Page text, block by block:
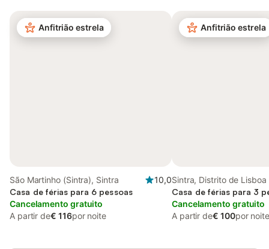
Anfitrião estrela
São Martinho (Sintra), Sintra
10,0
Casa de férias para 6 pessoas
Cancelamento gratuito
A partir de€ 116por noite
Anfitrião estrela
Sintra, Distrito de Lisboa
Casa de férias para 3
Cancelamento gratuito
A partir de€ 100por noite